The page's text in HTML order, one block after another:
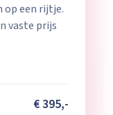
op een rijtje.
vaste prijs
€ 395,-